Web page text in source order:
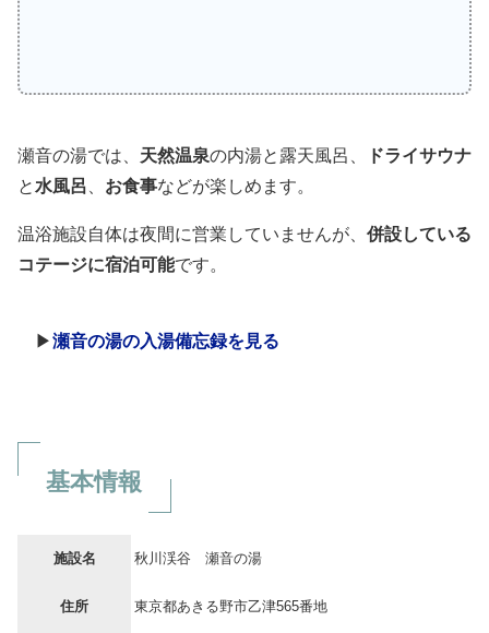
瀬音の湯では、 天然温泉の内湯と露天風呂、
ドライサウナ
と 水風呂 お食事などが楽しめます。
温浴施設自体は夜間に営業していませんが、 併設している
コテージに宿泊可能です。
▶瀬音の湯の入湯備忘録を見る
基本情報
施設名 秋川渓谷 瀬音の湯
住所 東京都あきる野市乙津565番地